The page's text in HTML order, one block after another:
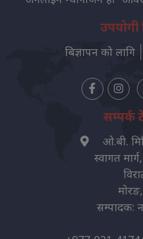
उपयोगी
बिज्ञापन को लागि
सम्पर्क
ओ.बी.
स्वागत
सम्पादक: